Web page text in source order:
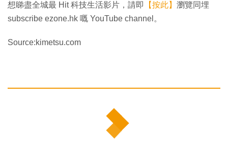
想睇盡全城最 Hit 科技生活影片，請即 【按此】 瀏覽同埋
subscribe ezone.hk 嘅 YouTube channel。
Source:kimetsu.com